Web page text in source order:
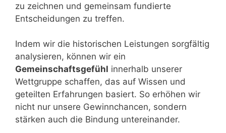
zu zeichnen und gemeinsam fundierte
Entscheidungen zu treffen.
Indem wir die historischen Leistungen sorgfältig
analysieren, können wir ein
Gemeinschaftsgefühl innerhalb unserer
Wettgruppe schaffen, das auf Wissen und
geteilten Erfahrungen basiert. So erhöhen wir
nicht nur unsere Gewinnchancen, sondern
stärken auch die Bindung untereinander.